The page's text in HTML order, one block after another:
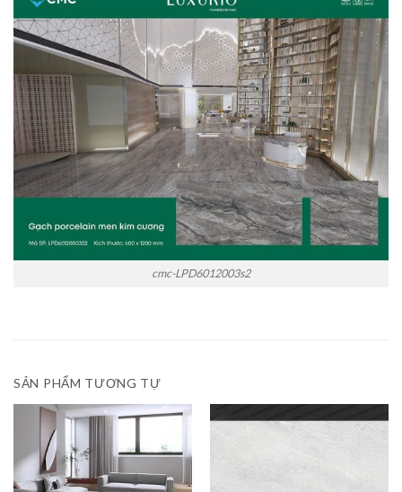
cmc-LPD6012003s2
SẢN PHẨM TƯƠNG TỰ